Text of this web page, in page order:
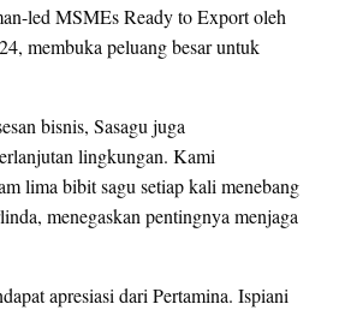
led MSMEs Ready to Export oleh
membuka peluang besar untuk
bisnis, Sasagu juga
lingkungan. Kami
lima bibit sagu setiap kali menebang
menegaskan pentingnya menjaga
apresiasi dari Pertamina. Ispiani